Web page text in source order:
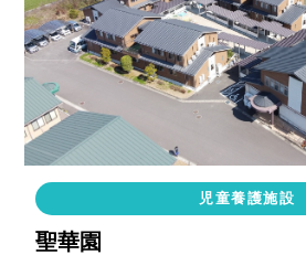
児童養護施設
聖華園